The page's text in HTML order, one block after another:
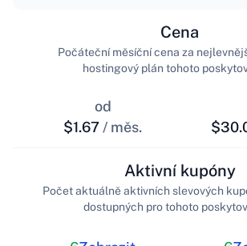
od
$1.67 / měs.
Cena
Počáteční měsíční cena za
hostingový plán tohoto
Aktivní kupóny
Počet aktuálně aktivních slevových
dostupných pro tohoto